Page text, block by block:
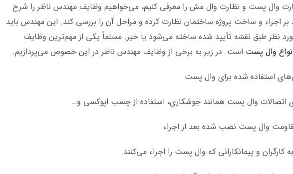
وال پست و نظارت وال مش را معرفی کنیم، می‌خواهیم وظایف مهندس ناظر را شرح
اجراء و ساخت پروژه ساختمان نظارت کرده و مراحل آن را بررسی کند. این مهندس باید
نظر طبق نقشه تأیید شده ساخته می‌شود یا خیر. مسلماً یکی از مهم‌ترین وظایف
وال پست است. در زیر به برخی از وظایف مهندس ناظر در این خصوص می‌پردازیم.
استفاده شده برای وال پست
اتصالات وال پست همانند جوشکاری، استفاده از چسب اپوکسی و…
وال پست نصب شده بعد از اجراء
کارگران و پیمانکارانی که وال پست را اجراء می‌کنند.